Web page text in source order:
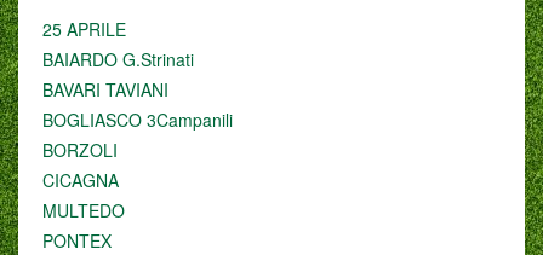
25 APRILE
BAIARDO G.Strinati
BAVARI TAVIANI
BOGLIASCO 3Campanili
BORZOLI
CICAGNA
MULTEDO
PONTEX